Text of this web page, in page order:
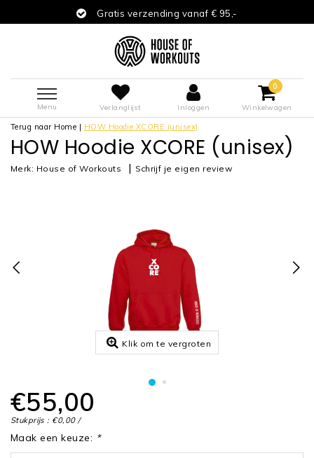
Gratis verzending vanaf € 95,-
Menu Verlanglijst Inloggen
0
Winkelwagen
Terug naar Home | HOW Hoodie XCORE (unisex)
HOW Hoodie XCORE (unisex)
Merk: House of Workouts | Schrijf je eigen review
Klik om te vergroten
€55,00
Stukprijs : €0,00 /
Maak een keuze: *